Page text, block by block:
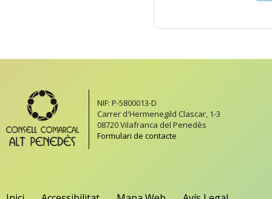
NIF: P-5800013-D
Carrer d'Hermenegild Clascar, 1-3
08720 Vilafranca del Penedès
Formulari de contacte